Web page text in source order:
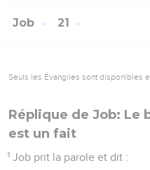
Job 21
Seuls les Évangiles sont disponibles
Réplique de Job: Le
est un fait
1 Job prit la parole et dit :